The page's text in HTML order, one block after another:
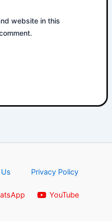
website in this
Privacy Policy
YouTube